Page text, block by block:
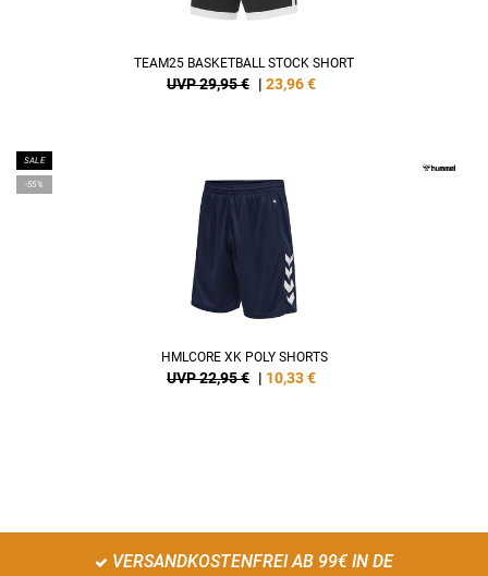
TEAM25 BASKETBALL STOCK SHORT
UVP 29,95 € | 23,96€
SALE
-55%
HMLCORE XK POLY SHORTS
UVP 22,95 € | 10,33€
VERSANDKOSTENFREI AB 99€ IN DE